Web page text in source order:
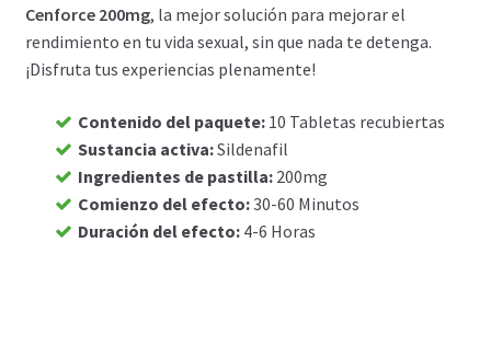
Carrito
Contactos
Formas de envío
Cenforce 200mg, la mejor solución para mejorar el
rendimiento en tu vida sexual, sin que nada te detenga.
¡Disfruta tus experiencias plenamente!
Contenido del paquete: 10 Tabletas recubiertas
Sustancia activa:Sildenafil
Ingredientes de pastilla: 200mg
Comienzo del efecto:30-60 Minutos
Duración del efecto: 4-6 Horas